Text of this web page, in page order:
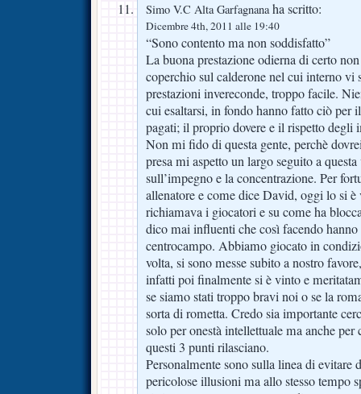
Simo V.C Alta Garfagnanaha scritto:
Dicembre 4th, 2011 alle 19:40
“Sono contento ma non soddisfatto”
La buona prestazione odierna di certo
coperchio sul calderone nel cui interno vi
prestazioni invereconde, troppo facile.
cui esaltarsi, in fondo hanno fatto ciò per
pagati; il proprio dovere e il rispetto degli
Non mi fido di questa gente, perchè
presa mi aspetto un largo seguito a
sull’impegno e la concentrazione. Per
allenatore e come dice David, oggi lo si
richiamava i giocatori e su come ha
dico mai influenti che così facendo
centrocampo. Abbiamo giocato in
volta, si sono messe subito a nostro
infatti poi finalmente si è vinto e
se siamo stati troppo bravi noi o se la
sorta di rometta. Credo sia importante
solo per onestà intellettuale ma anche
questi 3 punti rilasciano.
Personalmente sono sulla linea di evitare
pericolose illusioni ma allo stesso tempo